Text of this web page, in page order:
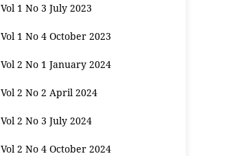
Vol 1 No 3 July 2023
Vol 1 No 4 October 2023
Vol 2 No 1 January 2024
Vol 2 No 2 April 2024
Vol 2 No 3 July 2024
Vol 2 No 4 October 2024